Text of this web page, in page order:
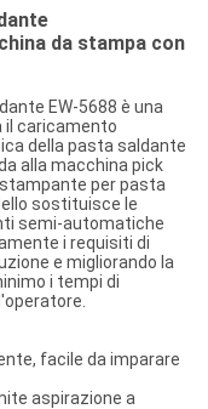
da stampa con
EW-5688 è una
il caricamento
della pasta saldante
alla macchina pick
stampante per pasta
sostituisce le
semi-automatiche
i requisiti di
e migliorando la
i tempi di
facile da imparare
aspirazione a